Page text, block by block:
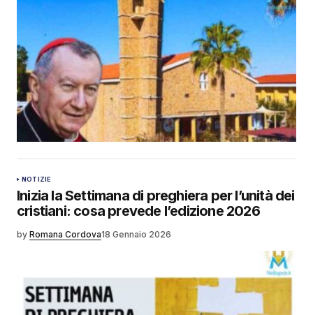
NOTIZIE
Inizia la Settimana di preghiera per l’unità dei
cristiani: cosa prevede l’edizione 2026
by Romana Cordova18 Gennaio 2026